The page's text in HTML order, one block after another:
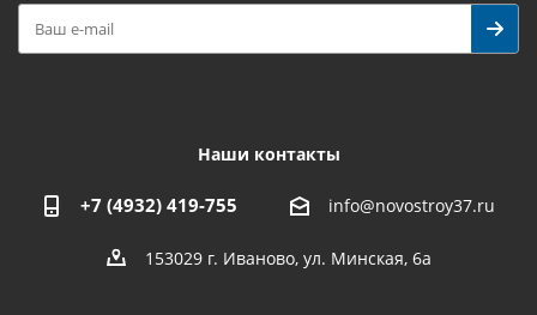
Наши контакты
+7 (4932) 419-755 info@novostroy37.ru
153029 г. Иваново, ул. Минская, 6а